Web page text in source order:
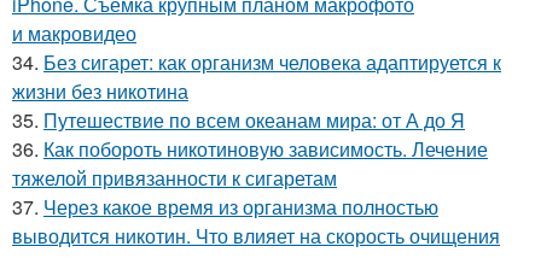
и макровидео
34. Без сигарет: как организм человека адаптируется к
жизни без никотина
35. Путешествие по всем океанам мира: от А до Я
36. Как побороть никотиновую зависимость. Лечение
тяжелой привязанности к сигаретам
37. Через какое время из организма полностью
выводится никотин. Что влияет на скорость очищения